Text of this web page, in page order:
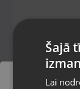
Xiaomi
Madona,
Šajā
Lai